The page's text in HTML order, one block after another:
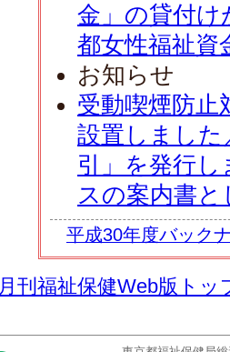
金」の貸付け
都女性福祉資
お知らせ
受動喫煙防止
設置しました
引」を発行
スの案内書
平成30年度バック
月刊福祉保健Web版トッ